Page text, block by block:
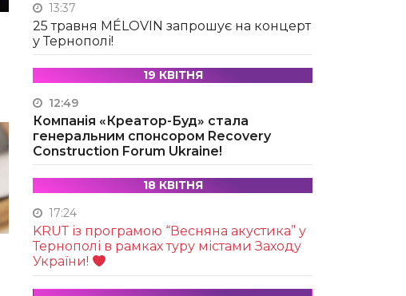
13:37
25 травня MÉLOVIN запрошує на концерт
у Тернополі!
19 КВІТНЯ
12:49
Компанія «Креатор-Буд» стала
генеральним спонсором Recovery
Construction Forum Ukraine!
18 КВІТНЯ
17:24
KRUТ із програмою “Весняна акустика” у
Тернополі в рамках туру містами Заходу
України!